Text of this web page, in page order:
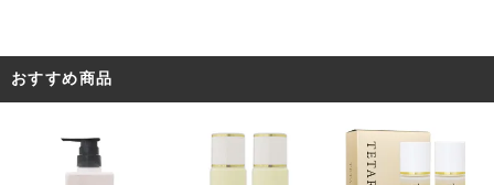
おすすめ商品